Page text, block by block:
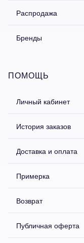
Распродажа
Бренды
ПОМОЩЬ
Личный кабинет
История заказов
Доставка и оплата
Примерка
Возврат
Публичная оферта